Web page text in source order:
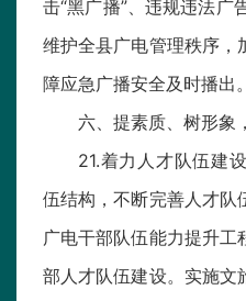
击“黑广播”、违规违法广
维护全县广电管理秩序，
障应急广播安全及时播出。
六、提素质、树形象
21.着力人才队伍建
伍结构，不断完善人才队
广电干部队伍能力提升工
部人才队伍建设。实施文